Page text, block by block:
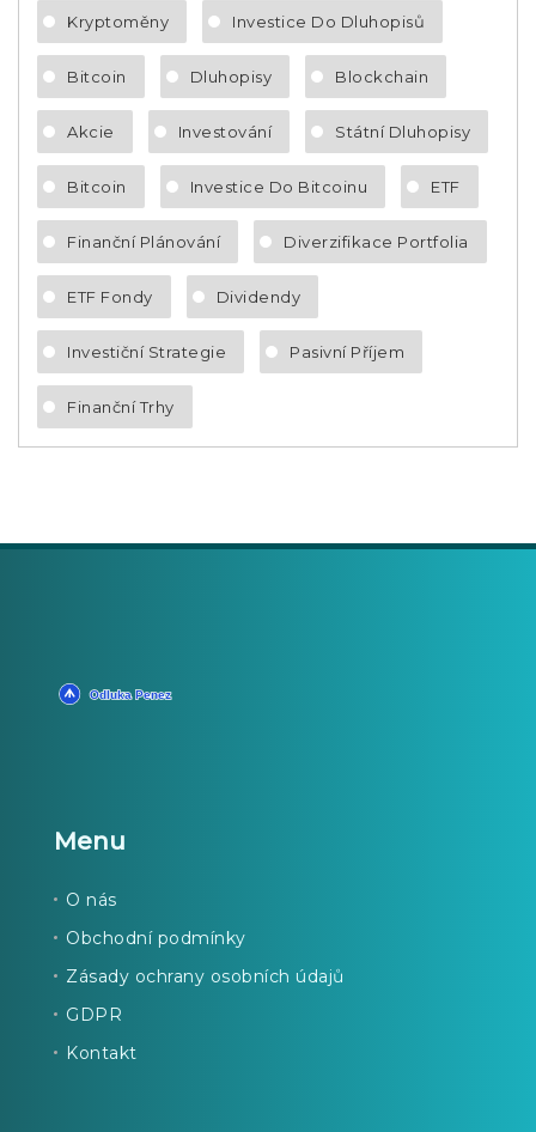
Kryptoměny Investice Do Dluhopisů
Bitcoin Dluhopisy Blockchain
Akcie Investování Státní Dluhopisy
Bitcoin Investice Do Bitcoinu ETF
Finanční Plánování Diverzifikace Portfolia
ETF Fondy Dividendy
Investiční Strategie Pasivní Příjem
Finanční Trhy
Menu
O nás
Obchodní podmínky
Zásady ochrany osobních údajů
GDPR
Kontakt